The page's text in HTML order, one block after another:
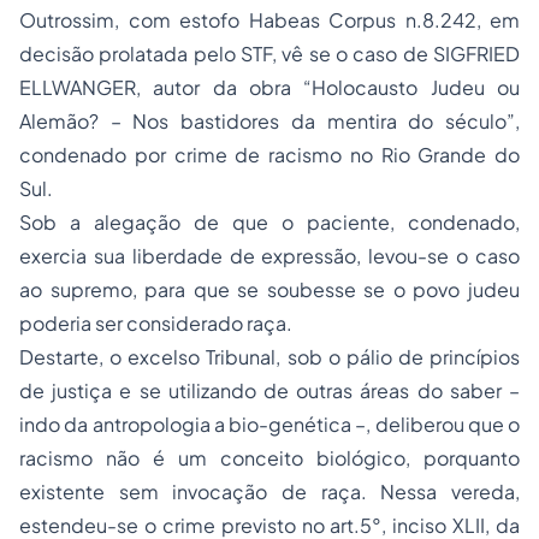
Outrossim, com estofo Habeas Corpus n.8.242, em
decisão prolatada pelo STF, vê se o caso de SIGFRIED
ELLWANGER, autor da obra “Holocausto Judeu ou
Alemão? – Nos bastidores da mentira do século”,
condenado por crime de racismo no Rio Grande do
Sul.
Sob a alegação de que o paciente, condenado,
exercia sua liberdade de expressão, levou-se o caso
ao supremo, para que se soubesse se o povo judeu
poderia ser considerado raça.
Destarte, o excelso Tribunal, sob o pálio de princípios
de justiça e se utilizando de outras áreas do saber –
indo da antropologia a bio-genética –, deliberou que o
racismo não é um conceito biológico, porquanto
existente sem invocação de raça. Nessa vereda,
estendeu-se o crime previsto no art.5°, inciso XLII, da